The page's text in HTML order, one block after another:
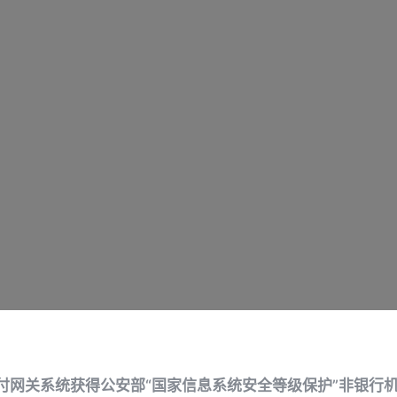
网关系统获得公安部“国家信息系统安全等级保护”非银